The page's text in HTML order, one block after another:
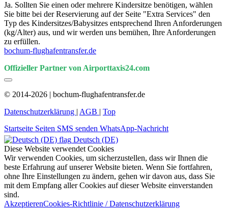
Ja. Sollten Sie einen oder mehrere Kindersitze benötigen, wählen
Sie bitte bei der Reservierung auf der Seite "Extra Services" den
Typ des Kindersitzes/Babysitzes entsprechend Ihren Anforderungen
(kg/Alter) aus, und wir werden uns bemühen, Ihre Anforderungen
zu erfüllen.
bochum-flughafentransfer.de
Offizieller Partner von Airporttaxis24.com
© 2014-2026 | bochum-flughafentransfer.de
Datenschutzerklärung | AGB | Top
Startseite Seiten SMS senden WhatsApp-Nachricht
Deutsch (DE)
Diese Website verwendet Cookies
Wir verwenden Cookies, um sicherzustellen, dass wir Ihnen die
beste Erfahrung auf unserer Website bieten. Wenn Sie fortfahren,
ohne Ihre Einstellungen zu ändern, gehen wir davon aus, dass Sie
mit dem Empfang aller Cookies auf dieser Website einverstanden
sind.
AkzeptierenCookies-Richtlinie / Datenschutzerklärung